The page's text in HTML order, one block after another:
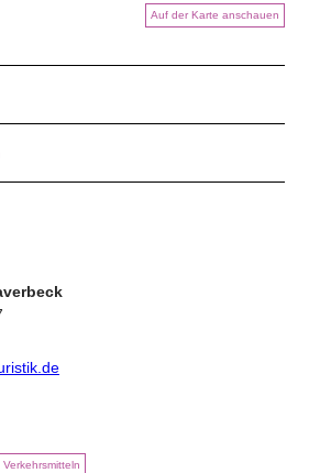
Auf der Karte anschauen